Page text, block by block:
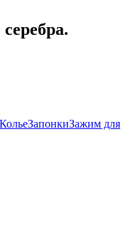
КольеЗапонкиЗажим для